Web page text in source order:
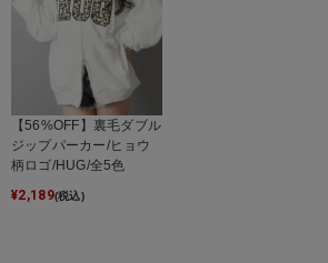
【56%OFF】裏毛ダブル
ジップパーカー/ヒョウ
柄ロゴ/HUG/全5色
¥2,189(税込)